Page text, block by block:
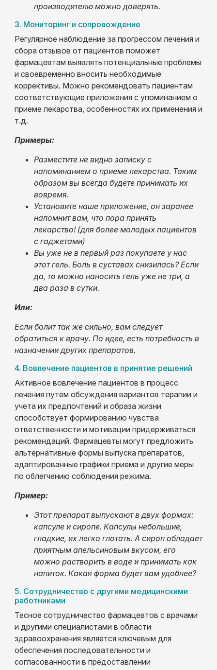
производителю можно доверять.
3. Мониторинг и сопровождение
Регулярное наблюдение за прогрессом лечения и
сбора отзывов от пациентов поможет
фармацевтам выявлять потенциальные проблемы
и своевременно вносить необходимые
коррективы. Можно рекомендовать пациентам
соответствующие приложения с упоминанием о
приеме лекарства, особенностях их применения и
т.д.
Примеры:
Разместите не видно записку с
напоминанием о приеме лекарства. Таким
образом вы всегда будете принимать их
вовремя.
Установите наше приложение, он заранее
напомнит вам, что пора принять
лекарство! (для более молодых пациентов
с гаджетами)
Вы уже не в первый раз покупаете у нас
этот гель. Боль в суставах снизилась? Если
да, то можно наносить гель уже не три, а
два раза в сутки.
Или:
Если болит так же сильно, вам следует
обратиться к врачу. По идее, есть потребность в
назначении других препаратов.
4. Вовлечение пациентов в принятие решений
Активное вовлечение пациентов в процесс
лечения путем обсуждения вариантов терапии и
учета их предпочтений и образа жизни
способствует формированию чувства
ответственности и мотивации придерживаться
рекомендаций. Фармацевты могут предложить
альтернативные формы выпуска препаратов,
адаптированные графики приема и другие меры
по облегчению соблюдения режима.
Пример:
Этот препарат выпускают в двух формах:
капсуле и сиропе. Капсулы небольшие,
гладкие, их легко глотать. А сироп обладает
приятным апельсиновым вкусом, его
можно растворить в воде и принимать как
напиток. Какая форма будет вам удобнее?
5. Сотрудничество с другими медицинскими
работниками
Тесное сотрудничество фармацевтов с врачами
и другими специалистами в области
здравоохранения является ключевым для
обеспечения последовательности и
согласованности в предоставлении